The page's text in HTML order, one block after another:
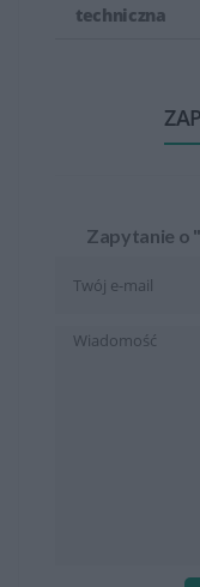
techniczna
Zapytanie o